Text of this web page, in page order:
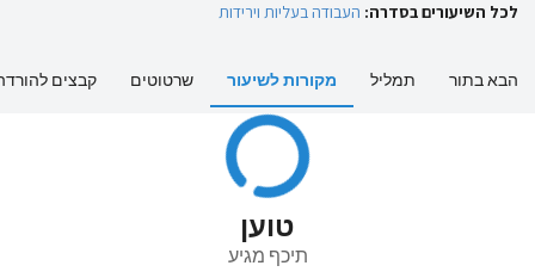
לכל השיעורים בסדרה: העבודה בעליות וירידות
הבא בתור תמליל מקורות לשיעור שרטוטים קבצים
טוען
תיכף מגיע